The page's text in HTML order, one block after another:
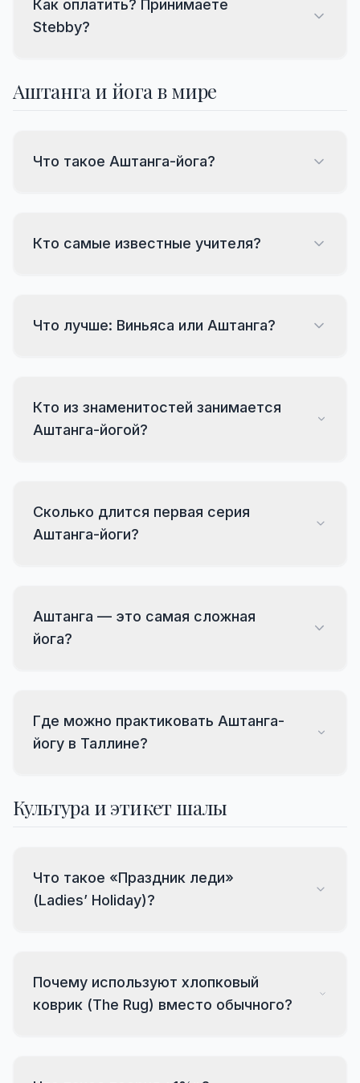
Как оплатить? Принимаете
Stebby?
Аштанга и йога в мире
Что такое Аштанга-йога?
Кто самые известные учителя?
Что лучше: Виньяса или Аштанга?
Кто из знаменитостей занимается
Аштанга-йогой?
Сколько длится первая серия
Аштанга-йоги?
Аштанга — это самая сложная
йога?
Где можно практиковать Аштанга-
йогу в Таллине?
Культура и этикет шалы
Что такое «Праздник леди»
(Ladies’ Holiday)?
Почему используют хлопковый
коврик (The Rug) вместо обычного?